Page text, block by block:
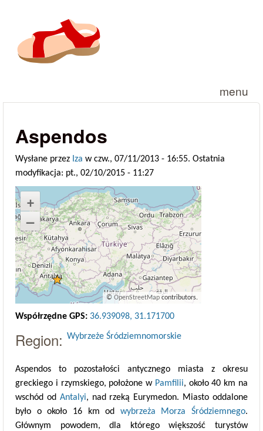
menu
Aspendos
Wysłane przez Iza w czw., 07/11/2013 - 16:55. Ostatnia
modyfikacja: pt., 02/10/2015 - 11:27
+
–
© OpenStreetMapcontributors.
Współrzędne GPS: 36.939098, 31.171700
Region: Wybrzeże Śródziemnomorskie
Aspendos to pozostałości antycznego miasta z okresu
greckiego i rzymskiego, położone w Pamfilii, około 40 km na
wschód od Antalyi, nad rzeką Eurymedon. Miasto oddalone
było o około 16 km od wybrzeża Morza Śródziemnego.
Głównym powodem, dla którego większość turystów